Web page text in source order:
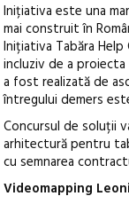
Inițiativa este una
mai construit în
Inițiativa Tabăra
incluziv de a
a fost realizată de
întregului demers
Concursul de soluții
arhitectură pentru
cu semnarea
Videomapping